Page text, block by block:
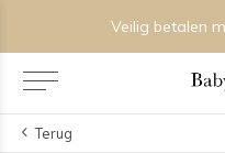
Veilig betalen
Terug